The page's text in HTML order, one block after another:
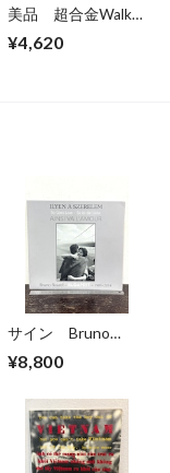
美品 超合金Walkar
誕生40周年記念
¥4,620
サイン Bruno
1989-2014
¥8,800